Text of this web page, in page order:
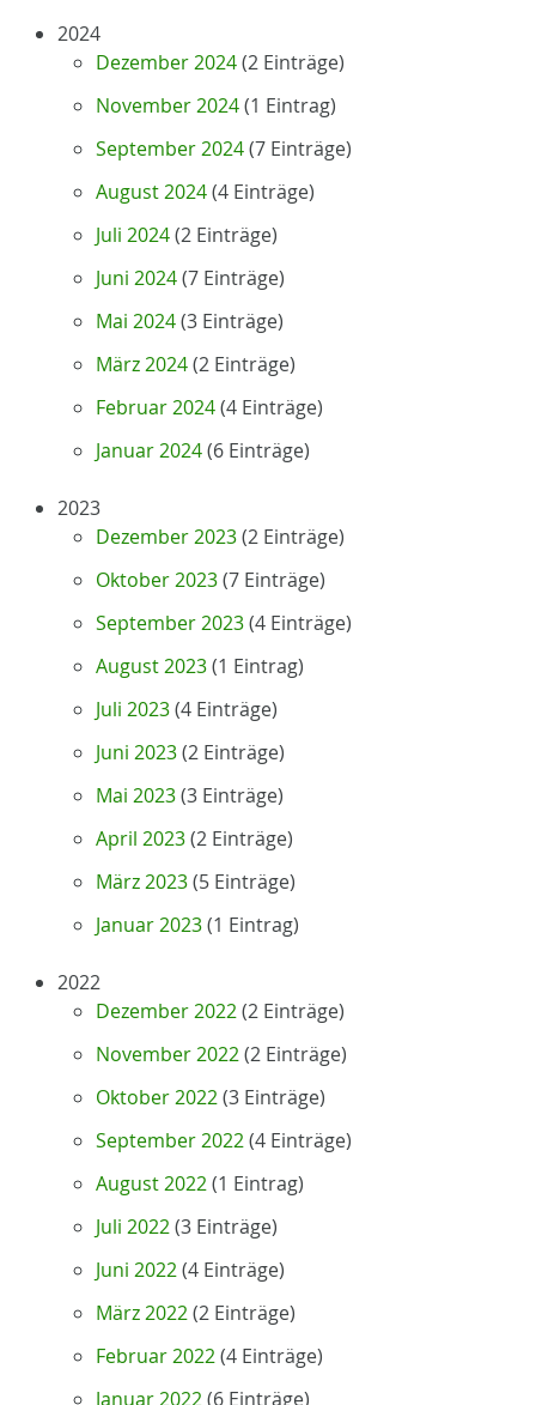
2024
Dezember 2024(2 Einträge)
November 2024(1 Eintrag)
September 2024(7 Einträge)
August 2024(4 Einträge)
Juli 2024(2 Einträge)
Juni 2024(7 Einträge)
Mai 2024(3 Einträge)
März 2024(2 Einträge)
Februar 2024(4 Einträge)
Januar 2024(6 Einträge)
2023
Dezember 2023(2 Einträge)
Oktober 2023(7 Einträge)
September 2023(4 Einträge)
August 2023(1 Eintrag)
Juli 2023(4 Einträge)
Juni 2023(2 Einträge)
Mai 2023(3 Einträge)
April 2023(2 Einträge)
März 2023(5 Einträge)
Januar 2023(1 Eintrag)
2022
Dezember 2022(2 Einträge)
November 2022(2 Einträge)
Oktober 2022(3 Einträge)
September 2022(4 Einträge)
August 2022(1 Eintrag)
Juli 2022(3 Einträge)
Juni 2022(4 Einträge)
März 2022(2 Einträge)
Februar 2022(4 Einträge)
Januar 2022 (6 Einträge)